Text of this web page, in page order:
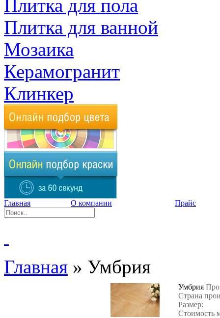
Плитка для пола
Плитка для ванной
Мозаика
Керамогранит
Клинкер
Главная О компании Прайс
Главная » Умбрия
Умбрия
Страна
Размер:
Стоимость